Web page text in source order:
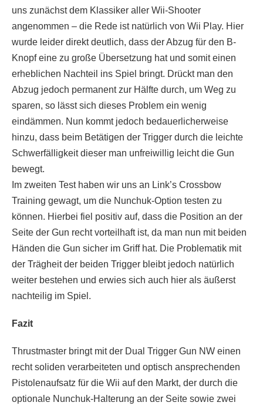
uns zunächst dem Klassiker aller Wii-Shooter
angenommen – die Rede ist natürlich von Wii Play. Hier
wurde leider direkt deutlich, dass der Abzug für den B-
Knopf eine zu große Übersetzung hat und somit einen
erheblichen Nachteil ins Spiel bringt. Drückt man den
Abzug jedoch permanent zur Hälfte durch, um Weg zu
sparen, so lässt sich dieses Problem ein wenig
eindämmen. Nun kommt jedoch bedauerlicherweise
hinzu, dass beim Betätigen der Trigger durch die leichte
Schwerfälligkeit dieser man unfreiwillig leicht die Gun
bewegt.
Im zweiten Test haben wir uns an Link’s Crossbow
Training gewagt, um die Nunchuk-Option testen zu
können. Hierbei fiel positiv auf, dass die Position an der
Seite der Gun recht vorteilhaft ist, da man nun mit beiden
Händen die Gun sicher im Griff hat. Die Problematik mit
der Trägheit der beiden Trigger bleibt jedoch natürlich
weiter bestehen und erwies sich auch hier als äußerst
nachteilig im Spiel.
Fazit
Thrustmaster bringt mit der Dual Trigger Gun NW einen
recht soliden verarbeiteten und optisch ansprechenden
Pistolenaufsatz für die Wii auf den Markt, der durch die
optionale Nunchuk-Halterung an der Seite sowie zwei